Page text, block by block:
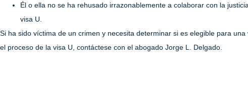
Él o ella no se ha rehusado irrazonablemente a colaborar con la
visa U.
Si ha sido víctima de un crimen y necesita determinar si es elegible para
el proceso de la visa U, contáctese con el abogado Jorge L. Delgado.